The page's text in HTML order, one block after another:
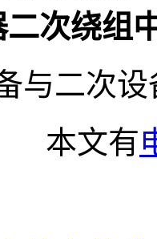
次绕组
与二次
本文有